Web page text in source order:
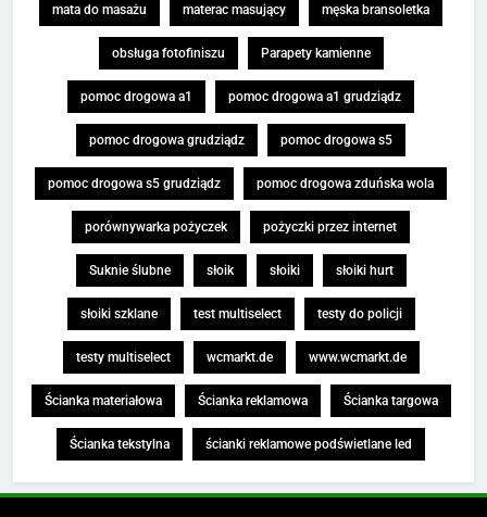
mata do masażu materac masujący męska bransoletka
obsługa fotofiniszu Parapety kamienne
pomoc drogowa a1 pomoc drogowa a1 grudziądz
pomoc drogowa grudziądz pomoc drogowa s5
pomoc drogowa s5 grudziądz pomoc drogowa zduńska wola
porównywarka pożyczek pożyczki przez internet
Suknie ślubne słoik słoiki słoiki hurt
słoiki szklane test multiselect testy do policji
testy multiselect wcmarkt.de www.wcmarkt.de
Ścianka materiałowa Ścianka reklamowa Ścianka targowa
Ścianka tekstylna ścianki reklamowe podświetlane led